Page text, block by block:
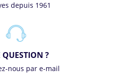
depuis 1961
QUESTION ?
nous par e-mail